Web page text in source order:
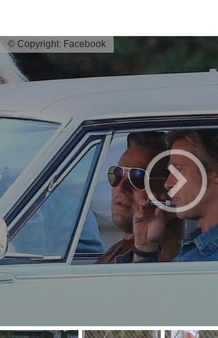
© Copyright: Facebook